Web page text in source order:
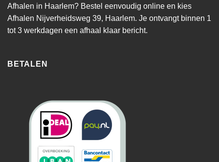
Afhalen in Haarlem? Bestel eenvoudig online en kies
Afhalen Nijverheidsweg 39, Haarlem. Je ontvangt binnen 1
tot 3 werkdagen een afhaal klaar bericht.
BETALEN